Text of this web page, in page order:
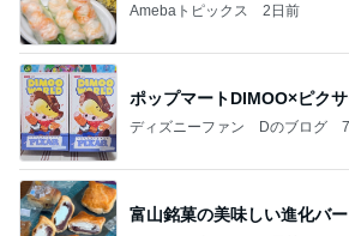
Amebaトピックス 2日前
ポップマートDIMOO×ピク
ディズニーファン Dのブログ
富山銘菓の美味しい進化バ